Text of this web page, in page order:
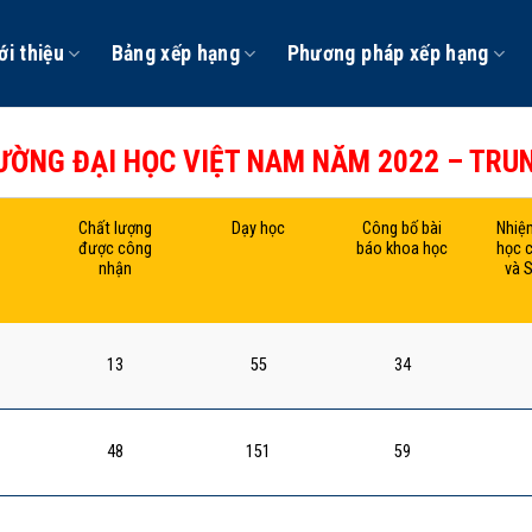
thiệu Bảng xếp hạng Phương pháp xếp hạng
ĐẠI HỌC VIỆT NAM NĂM 2022 –
Chất lượng
được công
nhận
Dạy học
Công bố bài
báo khoa học
học
và
13 55 34
48 151 59